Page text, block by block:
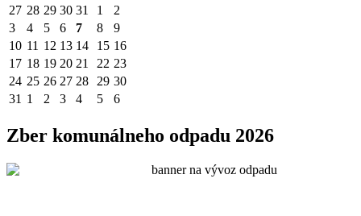
27 28 29 30 31 1
2
3
4 5 6 7 8
9
10 11 12 13 14 15 16
17 18 19 20 21 22 23
24 25 26 27 28 29 30
31 1 2 3 4 5 6
Zber komunálneho odpadu 2026